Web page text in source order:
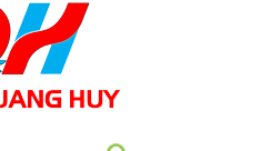
888
Tổ 3- Ấp Đồng- Phước Tân-